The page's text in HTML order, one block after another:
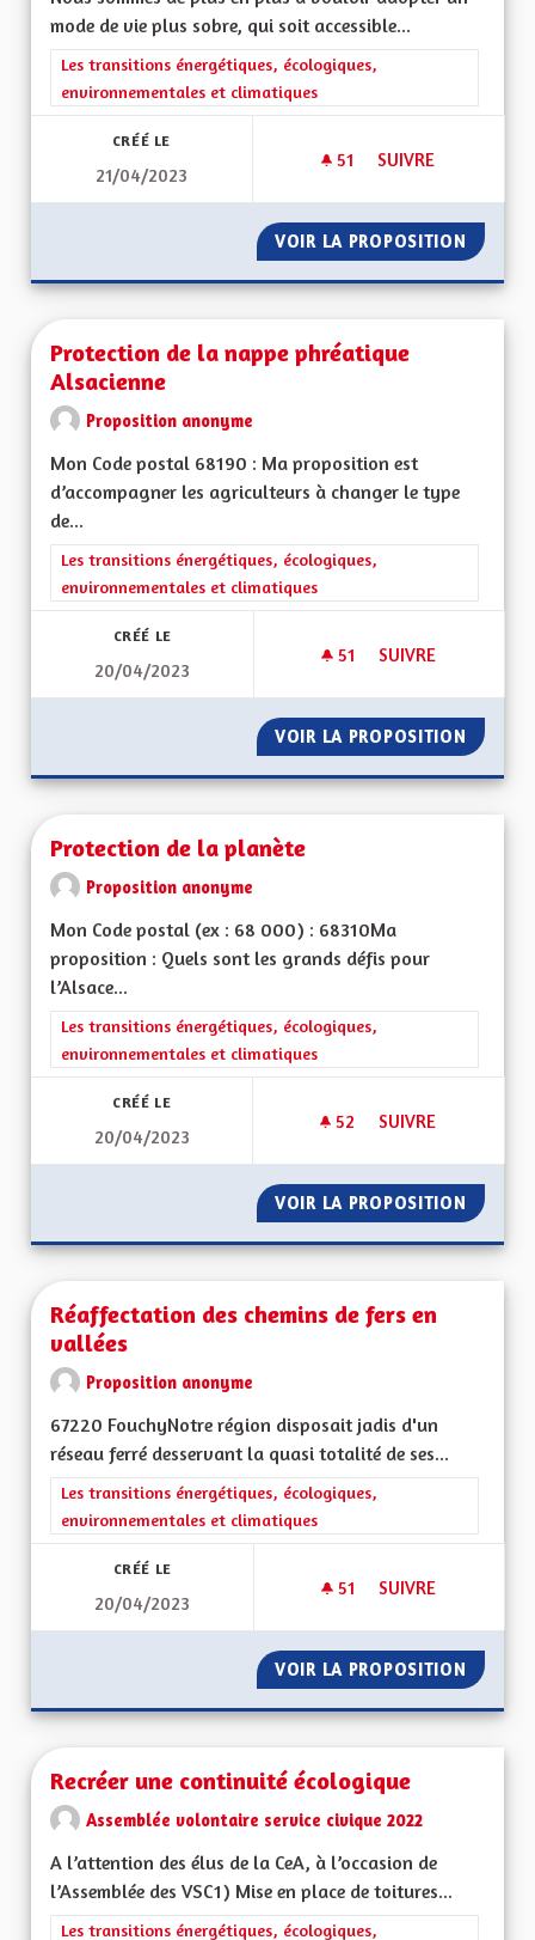
mode de vie plus sobre, qui soit accessible...
Filtrer les résultats de la catégorie : Les transitions
Les transitions énergétiques, écologiques,
environnementales et climatiques
CRÉÉ LE
21/04/2023
51 51 ABONNÉS
SUIVRE
VOIR LA PROPOSITION
Protection de la nappe phréatique
Alsacienne
Proposition anonyme
Mon Code postal 68190 : Ma proposition est
d’accompagner les agriculteurs à changer le type
de...
Filtrer les résultats de la catégorie : Les transitions
Les transitions énergétiques, écologiques,
environnementales et climatiques
CRÉÉ LE
20/04/2023
51 51 ABONNÉS
SUIVRE
VOIR LA PROPOSITION
Protection de la planète
Proposition anonyme
Mon Code postal (ex : 68 000) : 68310Ma
proposition : Quels sont les grands défis pour
l’Alsace...
Filtrer les résultats de la catégorie : Les transitions
Les transitions énergétiques, écologiques,
environnementales et climatiques
CRÉÉ LE
20/04/2023
52 52 ABONNÉS
SUIVRE
VOIR LA PROPOSITION
Réaffectation des chemins de fers en
vallées
Proposition anonyme
67220 FouchyNotre région disposait jadis d'un
réseau ferré desservant la quasi totalité de ses...
Filtrer les résultats de la catégorie : Les transitions
Les transitions énergétiques, écologiques,
environnementales et climatiques
CRÉÉ LE
20/04/2023
51 51 ABONNÉS
SUIVRE
VOIR LA PROPOSITION
Recréer une continuité écologique
Assemblée volontaire service civique 2022
A l’attention des élus de la CeA, à l’occasion de
l’Assemblée des VSC1) Mise en place de toitures...
Filtrer les résultats de la catégorie : Les transitions
Les transitions énergétiques, écologiques,